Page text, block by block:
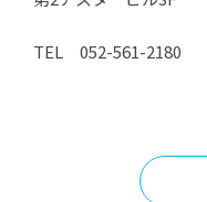
TEL 052-561-2180